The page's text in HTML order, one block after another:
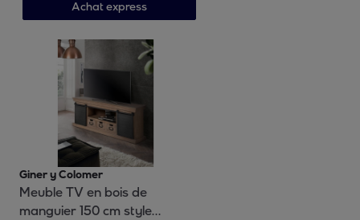
Achat express
Giner y Colomer
Meuble TV en bois de
manguier 150 cm style